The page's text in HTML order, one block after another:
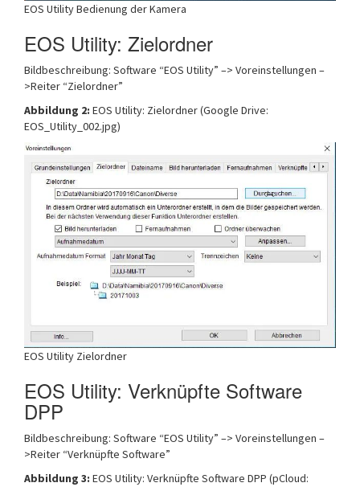
EOS Utility Bedienung der Kamera
EOS Utility: Zielordner
Bildbeschreibung: Software “EOS Utility” –> Voreinstellungen –
>Reiter “Zielordner”
Abbildung 2: EOS Utility: Zielordner (Google Drive:
EOS_Utility_002.jpg)
EOS Utility Zielordner
EOS Utility: Verknüpfte Software
DPP
Bildbeschreibung: Software “EOS Utility” –> Voreinstellungen –
>Reiter “Verknüpfte Software”
Abbildung 3: EOS Utility: Verknüpfte Software DPP (pCloud: